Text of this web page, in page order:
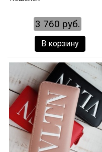
3 760 руб.
В корзину